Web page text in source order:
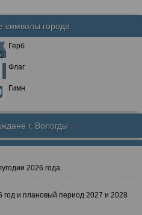
города
Герб
Флаг
Гимн
г. Вологды
2026 года.
год и плановый период 2027 и 2028